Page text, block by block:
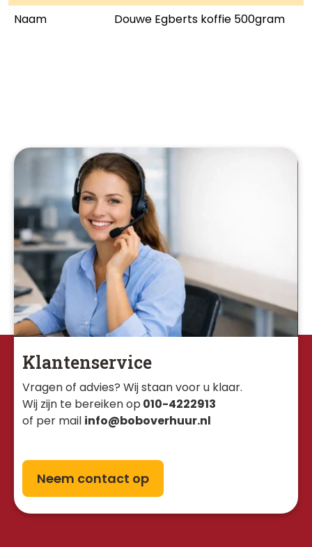
Naam
Douwe Egberts koffie 500gram
Klantenservice
Vragen of advies? Wij staan voor u klaar.
Wij zijn te bereiken op 010-4222913
of per mail info@boboverhuur.nl
Neem contact op